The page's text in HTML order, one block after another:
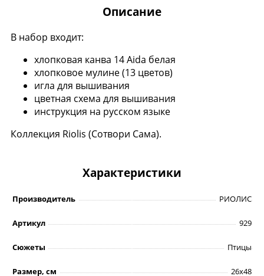
Описание
В набор входит:
хлопковая канва 14 Aida белая
хлопковое мулине (13 цветов)
игла для вышивания
цветная схема для вышивания
инструкция на русском языке
Коллекция Riolis (Сотвори Сама).
Характеристики
Производитель РИОЛИС
Артикул 929
Сюжеты Птицы
Размер, см 26х48